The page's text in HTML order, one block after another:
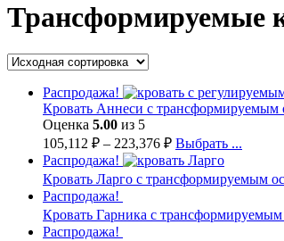
Трансформируемые
Распродажа!
Кровать Аннеси с трансформируемым
Оценка 5.00 из 5
105,112 ₽ – 223,376 ₽ Выбрать ...
Распродажа!
Кровать Ларго с трансформируемым
Распродажа!
Кровать Гарника с
Распродажа!